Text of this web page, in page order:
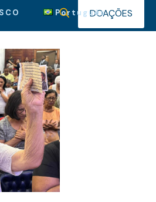
PortuguêsDOAÇÕES